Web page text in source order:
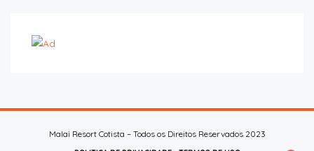
Malai Resort Cotista – Todos os Direitos Reservados 2023